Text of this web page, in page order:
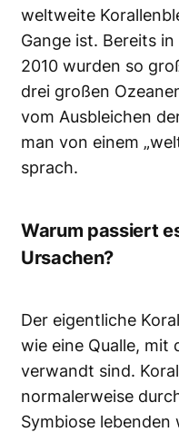
weltweite
Gange ist. Bereits
2010 wurden so
drei großen
vom Ausbleichen
man von einem
sprach.
Warum passiert
Ursachen?
Der eigentliche
wie eine Qualle, mit
verwandt sind.
normalerweise
Symbiose lebenden